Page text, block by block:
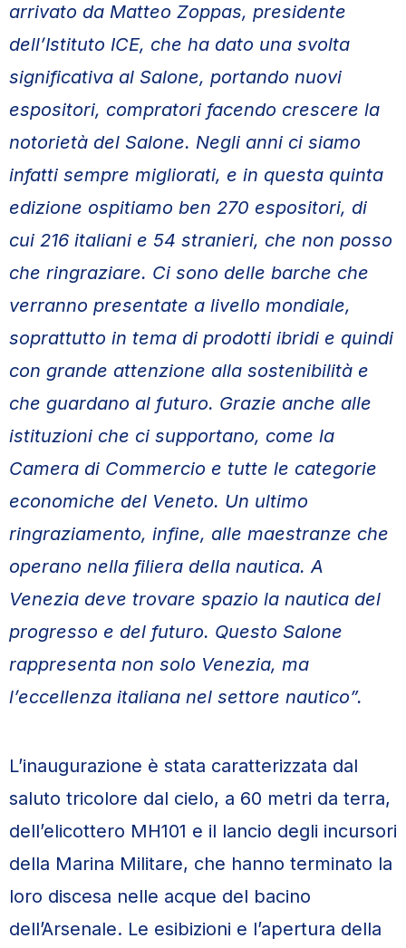
arrivato da Matteo Zoppas, presidente
dell’Istituto ICE, che ha dato una svolta
significativa al Salone, portando nuovi
espositori, compratori facendo crescere la
notorietà del Salone. Negli anni ci siamo
infatti sempre migliorati, e in questa quinta
edizione ospitiamo ben 270 espositori, di
cui 216 italiani e 54 stranieri, che non posso
che ringraziare. Ci sono delle barche che
verranno presentate a livello mondiale,
soprattutto in tema di prodotti ibridi e quindi
con grande attenzione alla sostenibilità e
che guardano al futuro. Grazie anche alle
istituzioni che ci supportano, come la
Camera di Commercio e tutte le categorie
economiche del Veneto. Un ultimo
ringraziamento, infine, alle maestranze che
operano nella filiera della nautica. A
Venezia deve trovare spazio la nautica del
progresso e del futuro. Questo Salone
rappresenta non solo Venezia, ma
l’eccellenza italiana nel settore nautico”.
L’inaugurazione è stata caratterizzata dal
saluto tricolore dal cielo, a 60 metri da terra,
dell’elicottero MH101 e il lancio degli incursori
della Marina Militare, che hanno terminato la
loro discesa nelle acque del bacino
dell’Arsenale. Le esibizioni e l’apertura della